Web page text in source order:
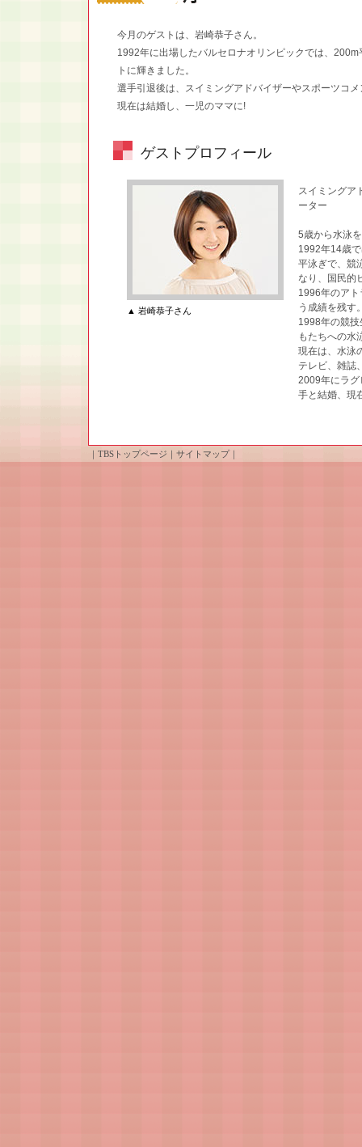
今月のゲストは、岩崎恭子さん。
1992年に出場したバルセロナオリンピックでは、
トに輝きました。
選手引退後は、スイミングアドバイザーやスポーツコ
現在は結婚し、一児のママに!
ゲストプロフィール
▲ 岩崎恭子さん
スイミングア
ーター
5歳から水泳
1992年14歳
平泳ぎで、競
なり、国民的
1996年のア
う成績を残す
1998年の競
もたちへの水
現在は、水泳
テレビ、雑誌
2009年にラグ
手と結婚、現
｜ TBSトップページ ｜ サイトマップ｜